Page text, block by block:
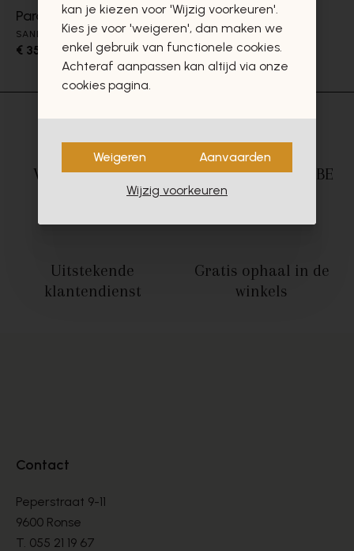
Paraboot
SANDALEN
€ 350,00
Veilig betalenvia
Gratis levering in BE
vanaf €75,-*
Uitstekende
klantendienst
Gratis ophaal in de
winkels
Contact
Peperstraat 9-11
9600 Ronse
T. 055 21 19 67
kan je kiezen voor 'Wijzig voorkeuren'.
Kies je voor 'weigeren', dan maken we
enkel gebruik van functionele cookies.
Achteraf aanpassen kan altijd via onze
cookies pagina.
Weigeren Aanvaarden
Wijzig voorkeuren